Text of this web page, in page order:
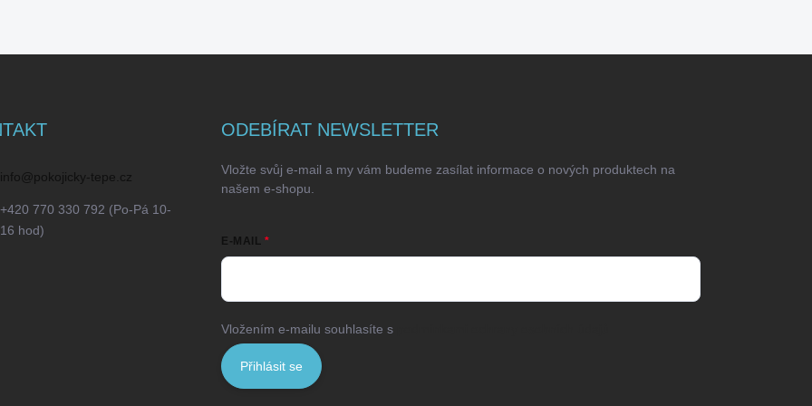
info@pokojicky-tepe.cz
+420 770 330 792 (Po-Pá 10-
16 hod)
ODEBÍRAT NEWSLETTER
Vložte svůj e-mail a my vám budeme zasílat informace o nových produktech na
našem e-shopu.
E-MAIL
Vložením e-mailu souhlasíte s
Přihlásit se